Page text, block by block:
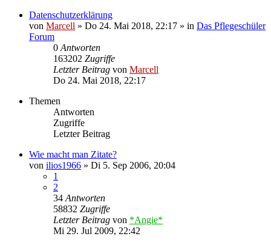
Datenschutzerklärung
von Marcell » Do 24. Mai 2018, 22:17 » in Das Pflegeschüler
Forum
0 Antworten
163202 Zugriffe
Letzter Beitrag von Marcell
Do 24. Mai 2018, 22:17
Themen
Antworten
Zugriffe
Letzter Beitrag
Wie macht man Zitate?
von ilios1966 » Di 5. Sep 2006, 20:04
1
2
34 Antworten
58832 Zugriffe
Letzter Beitrag von *Angie*
Mi 29. Jul 2009, 22:42